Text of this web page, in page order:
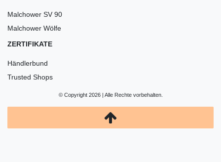
Malchower SV 90
Malchower Wölfe
ZERTIFIKATE
Händlerbund
Trusted Shops
© Copyright 2026 | Alle Rechte vorbehalten.